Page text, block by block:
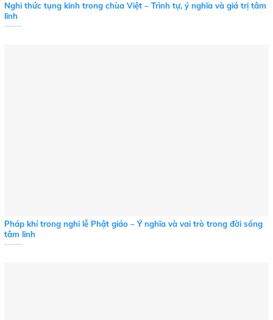
Nghi thức tụng kinh trong chùa Việt – Trình tự, ý nghĩa và giá trị tâm
linh
Pháp khí trong nghi lễ Phật giáo – Ý nghĩa và vai trò trong đời sống
tâm linh